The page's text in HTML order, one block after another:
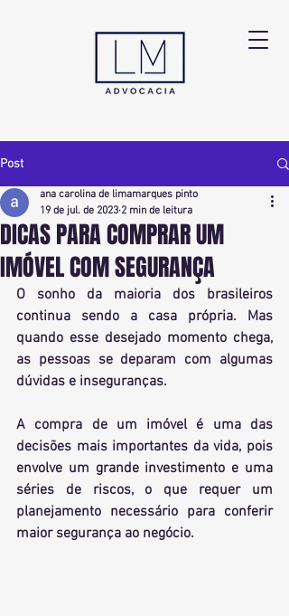
Post
DICAS PARA COMPRAR UM
IMÓVEL COM SEGURANÇA
ana carolina de limamarques pinto
19 de jul. de 2023 2 min de leitura
O sonho da maioria dos brasileiros
continua sendo a casa própria. Mas
quando esse desejado momento chega,
as pessoas se deparam com algumas
dúvidas e inseguranças.
A compra de um imóvel é uma das
decisões mais importantes da vida, pois
envolve um grande investimento e uma
séries de riscos, o que requer um
planejamento necessário para conferir
maior segurança ao negócio.